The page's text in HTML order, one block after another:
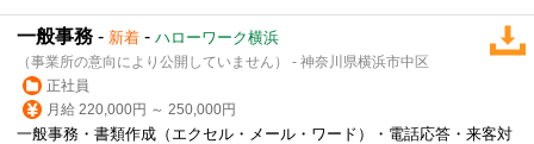
一般事務 - 新着 - ハローワーク横浜
（事業所の意向により公開していません） - 神奈川県横浜市中区
正社員
月給 220,000円 ～ 250,000円
一般事務 ・書類作成（エクセル・メール・ワード）・電話応答・来客対